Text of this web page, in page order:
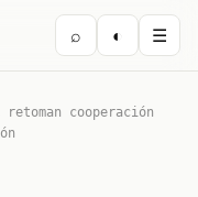
⌕ ◐ ☰
retoman cooperación